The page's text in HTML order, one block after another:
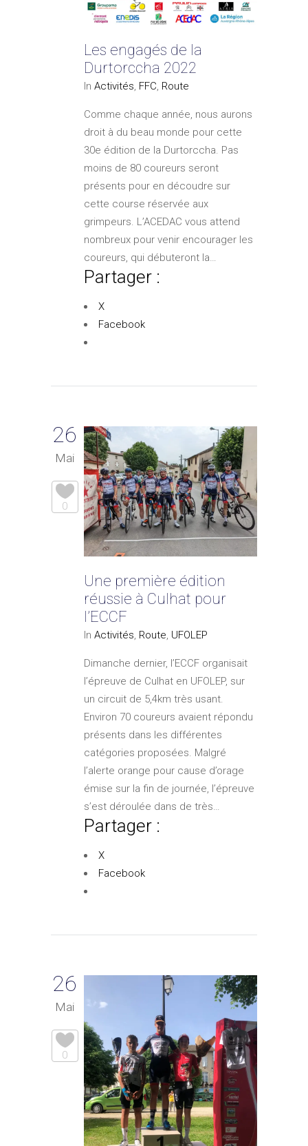
Les engagés de la
Durtorccha 2022
In Activités, FFC, Route
Comme chaque année, nous aurons
droit à du beau monde pour cette
30e édition de la Durtorccha. Pas
moins de 80 coureurs seront
présents pour en découdre sur
cette course réservée aux
grimpeurs. L’ACEDAC vous attend
nombreux pour venir encourager les
coureurs, qui débuteront la…
Partager :
X
Facebook
26
Mai
0
Une première édition
réussie à Culhat pour
l’ECCF
In Activités, Route, UFOLEP
Dimanche dernier, l’ECCF organisait
l’épreuve de Culhat en UFOLEP, sur
un circuit de 5,4km très usant.
Environ 70 coureurs avaient répondu
présents dans les différentes
catégories proposées. Malgré
l’alerte orange pour cause d’orage
émise sur la fin de journée, l’épreuve
s’est déroulée dans de très…
Partager :
X
Facebook
26
Mai
0